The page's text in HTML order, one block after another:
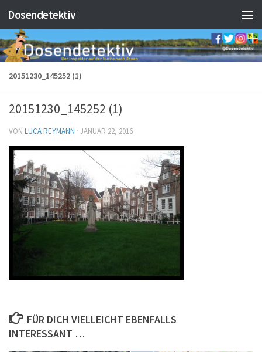
Zum Inhalt springen
Dosendetektiv
20151230_145252 (1)
20151230_145252 (1)
VON LUCA REYMANN · JANUAR 22, 2016
FÜR DICH VIELLEICHT EBENFALLS
INTERESSANT …